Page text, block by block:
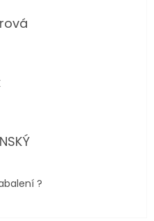
je 5 z 5 hvězdiček.
je 5 z 5 hvězdiček.
je 5 z 5 hvězdiček.
?